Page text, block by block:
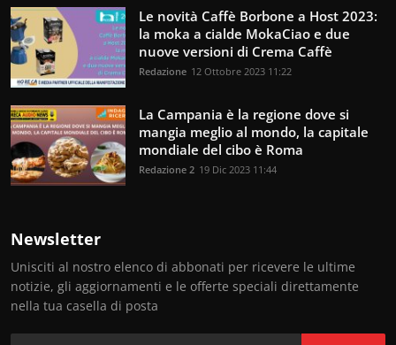
Le novità Caffè Borbone a Host 2023:
la moka a cialde MokaCiao e due
nuove versioni di Crema Caffè
Redazione 12 Ottobre 2023 11:22
La Campania è la regione dove si
mangia meglio al mondo, la capitale
mondiale del cibo è Roma
Redazione 2 19 Dic 2023 11:44
Newsletter
Unisciti al nostro elenco di abbonati per ricevere le ultime
notizie, gli aggiornamenti e le offerte speciali direttamente
nella tua casella di posta